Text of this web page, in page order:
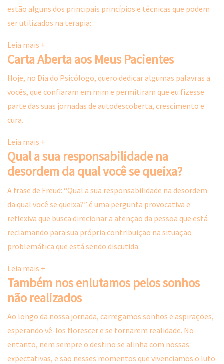
estão alguns dos principais princípios e técnicas que podem
ser utilizados na terapia:
Leia mais +
Carta Aberta aos Meus Pacientes
Hoje, no Dia do Psicólogo, quero dedicar algumas palavras a
vocês, que confiaram em mim e permitiram que eu fizesse
parte das suas jornadas de autodescoberta, crescimento e
cura.
Leia mais +
Qual a sua responsabilidade na
desordem da qual você se queixa?
A frase de Freud: “Qual a sua responsabilidade na desordem
da qual você se queixa?” é uma pergunta provocativa e
reflexiva que busca direcionar a atenção da pessoa que está
reclamando para sua própria contribuição na situação
problemática que está sendo discutida.
Leia mais +
Também nos enlutamos pelos sonhos
não realizados
Ao longo da nossa jornada, carregamos sonhos e aspirações,
esperando vê-los florescer e se tornarem realidade. No
entanto, nem sempre o destino se alinha com nossas
expectativas, e são nesses momentos que vivenciamos o luto